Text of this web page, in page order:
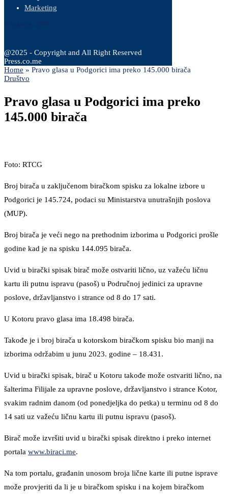
Marketing
@2025 - Copyright and All Right Reserved
Press.co.me
Home » Pravo glasa u Podgorici ima preko 145.000 birača
Društvo
Pravo glasa u Podgorici ima preko
145.000 birača
Foto: RTCG
Broj birača u zaključenom biračkom spisku za lokalne izbore u
Podgorici je 145.724, podaci su Ministarstva unutrašnjih poslova
(MUP).
Broj birača je veći nego na prethodnim izborima u Podgorici prošle
godine kad je na spisku 144.095 birača.
Uvid u birački spisak birač može ostvariti lično, uz važeću ličnu
kartu ili putnu ispravu (pasoš) u Područnoj jedinici za upravne
poslove, državljanstvo i strance od 8 do 17 sati.
U Kotoru pravo glasa ima 18.498 birača.
Takođe je i broj birača u kotorskom biračkom spisku bio manji na
izborima održabim u junu 2023. godine – 18.431.
Uvid u birački spisak, birač u Kotoru takođe može ostvariti lično, na
šalterima Filijale za upravne poslove, državljanstvo i strance Kotor,
svakim radnim danom (od ponedjeljka do petka) u terminu od 8 do
14 sati uz važeću ličnu kartu ili putnu ispravu (pasoš).
Birač može izvršiti uvid u birački spisak direktno i preko internet
portala www.biraci.me.
Na tom portalu, građanin unosom broja lične karte ili putne isprave
može provjeriti da li je u biračkom spisku i na kojem biračkom